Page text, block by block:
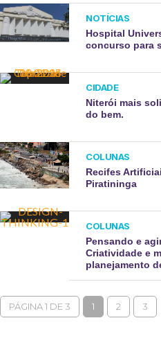
NOTÍCIAS
Hospital
concurso para
CIDADE
Niterói mais
do bem.
COLUNAS
Recifes
Piratininga
COLUNAS
Pensando e
Criatividade e
planejamento
PÁGINA 1 DE 3 1 2 3